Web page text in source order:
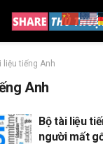
liệu tiếng Anh
Anh
Bộ tài liệu
người mất